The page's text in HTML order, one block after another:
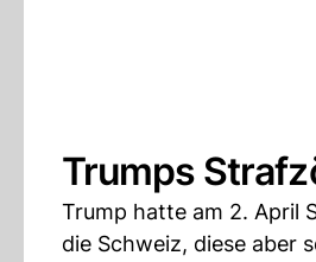
Trumps
Trump hatte am 2. April
die Schweiz, diese aber